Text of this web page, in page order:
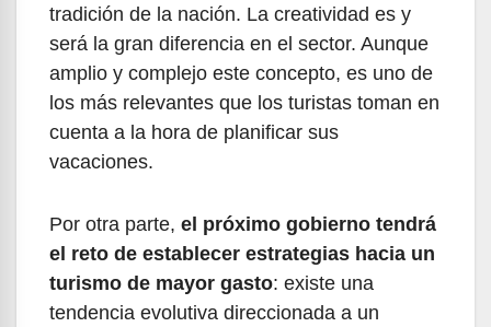
tradición de la nación. La creatividad es y
será la gran diferencia en el sector. Aunque
amplio y complejo este concepto, es uno de
los más relevantes que los turistas toman en
cuenta a la hora de planificar sus
vacaciones.
Por otra parte, el próximo gobierno tendrá
el reto de establecer estrategias hacia un
turismo de mayor gasto: existe una
tendencia evolutiva direccionada a un